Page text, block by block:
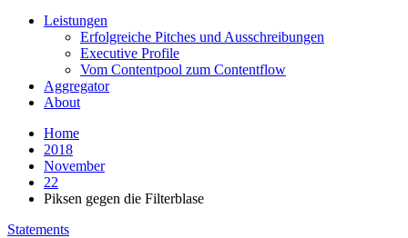
Leistungen
Erfolgreiche Pitches und Ausschreibungen
Executive Profile
Vom Contentpool zum Contentflow
Aggregator
About
Home
2018
November
22
Piksen gegen die Filterblase
Statements